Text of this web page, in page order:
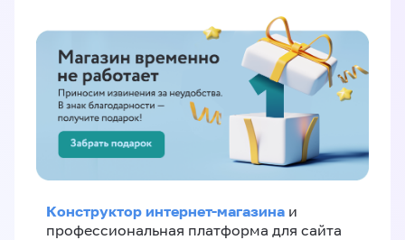
Конструктор интернет-магазина и
профессиональная платформа для сайта